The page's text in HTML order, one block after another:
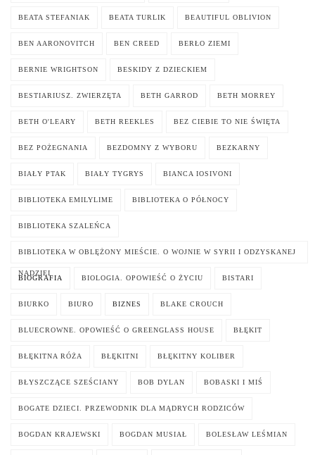
BEATA STEFANIAK BEATA TURLIK BEAUTIFUL OBLIVION
BEN AARONOVITCH BEN CREED BERŁO ZIEMI
BERNIE WRIGHTSON BESKIDY Z DZIECKIEM
BESTIARIUSZ. ZWIERZĘTA BETH GARROD BETH MORREY
BETH O'LEARY BETH REEKLES BEZ CIEBIE TO NIE ŚWIĘTA
BEZ POŻEGNANIA BEZDOMNY Z WYBORU BEZKARNY
BIAŁY PTAK BIAŁY TYGRYS BIANCA IOSIVONI
BIBLIOTEKA EMILYLIME BIBLIOTEKA O PÓŁNOCY
BIBLIOTEKA SZALEŃCA
BIBLIOTEKA W OBLĘŻONY MIEŚCIE. O WOJNIE W SYRII I ODZYSKANEJ
NADZIEI
BIOGRAFIA BIOLOGIA. OPOWIEŚĆ O ŻYCIU BISTARI
BIURKO BIURO BIZNES BLAKE CROUCH
BLUECROWNE. OPOWIEŚĆ O GREENGLASS HOUSE BŁĘKIT
BŁĘKITNA RÓŻA BŁĘKITNI BŁĘKITNY KOLIBER
BŁYSZCZĄCE SZEŚCIANY BOB DYLAN BOBASKI I MIŚ
BOGATE DZIECI. PRZEWODNIK DLA MĄDRYCH RODZICÓW
BOGDAN KRAJEWSKI BOGDAN MUSIAŁ BOLESŁAW LEŚMIAN